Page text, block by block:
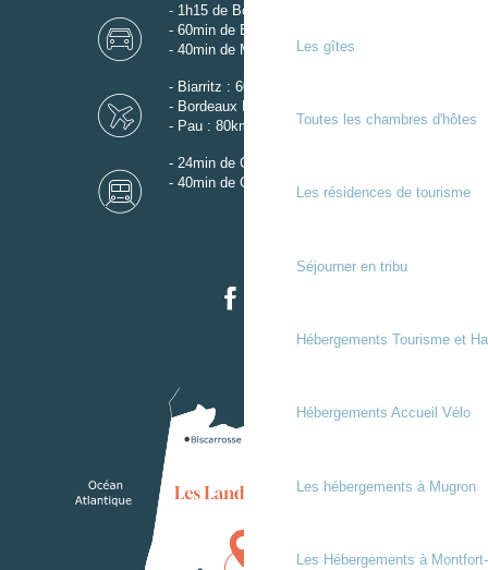
Les gîtes
Toutes les chambres d'hôtes
Les résidences de tourisme
Séjourner en tribu
Hébergements Tourisme et
Hébergements Accueil Vélo
Les hébergements à Mugron
Les Hébergements à
- 1h15 de Bordeaux
- 60min de Biarritz
- 40min de Mont-de-Marsan
- Biarritz : 60km
- Bordeaux Mérignac : 110km
- Pau : 80km
- 24min de Gare de Dax
- 40min de Gare de Mont-de-Marsan